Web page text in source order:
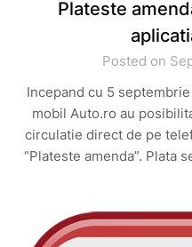
Plateste
Posted on
Incepand cu 5
mobil Auto.ro au
circulatie direct de pe
“Plateste amenda”. Plata